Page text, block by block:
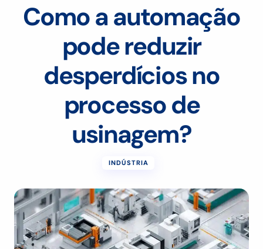
Como a automação
pode reduzir
desperdícios no
processo de
usinagem?
INDÚSTRIA